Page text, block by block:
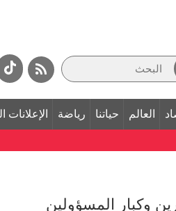
العالم حياتنا رياضة الإعلانات
وكبار المسؤولين